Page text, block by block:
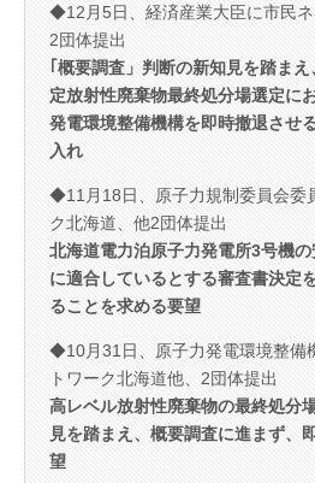
◆12月5日、経済産業大臣に市民ネ
2団体提出
｢概要調査」判断の新知見を踏ま
定放射性廃棄物最終処分場選定に
発電環境整備機構を即時撤退させ
入れ
◆11月18日、原子力規制委員会委
ク北海道、他2団体提出
北海道電力泊原子力発電所3号機
に適合しているとする審査書決定
ることを求める要望
◆10月31日、原子力発電環境整備
トワーク北海道他、2団体提出
高レベル放射性廃棄物の最終処分
見を踏まえ、概要調査に進まず、
望